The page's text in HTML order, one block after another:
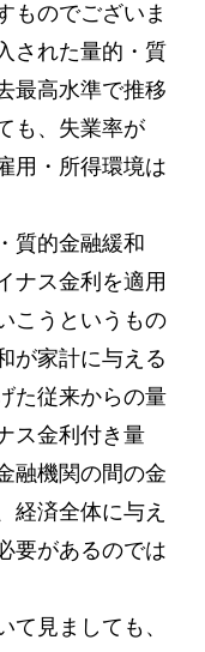
ものでございま
された量的・質
最高水準で推移
も、失業率が
用・所得環境は
質的金融緩和
ナス金利を適用
こうというもの
が家計に与える
た従来からの量
ス金利付き量
融機関の間の金
経済全体に与え
要があるのでは
見ましても、